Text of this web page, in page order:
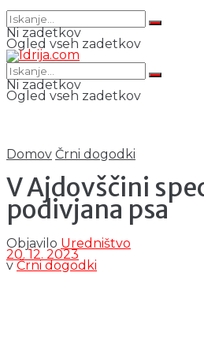
Ni zadetkov
Ogled vseh zadetkov
Ni zadetkov
Ogled vseh zadetkov
Domov Črni dogodki
V Ajdovščini
podivjana psa
Objavilo Uredništvo
20. 12. 2023
v Črni dogodki